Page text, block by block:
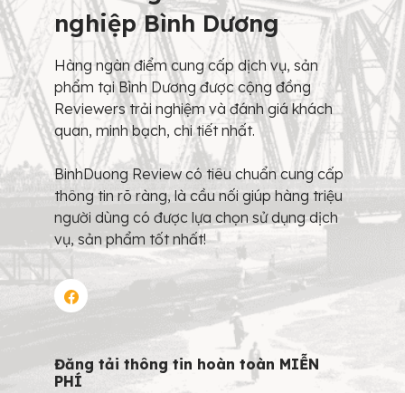
nghiệp Bình Dương
Hàng ngàn điểm cung cấp dịch vụ, sản
phẩm tại Bình Dương được cộng đồng
Reviewers trải nghiệm và đánh giá khách
quan, minh bạch, chi tiết nhất.
BinhDuong Review có tiêu chuẩn cung cấp
thông tin rõ ràng, là cầu nối giúp hàng triệu
người dùng có được lựa chọn sử dụng dịch
vụ, sản phẩm tốt nhất!
Đăng tải thông tin hoàn toàn MIỄN
PHÍ